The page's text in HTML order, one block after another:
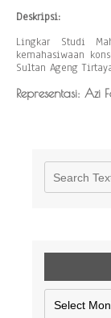
Deskripsi:
Lingkar Studi
kemahasiwaan
Sultan Ageng
Representasi: Azi
Arsip